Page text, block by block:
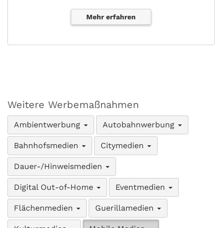
Mehr erfahren
Weitere Werbemaßnahmen
Ambientwerbung Autobahnwerbung
Bahnhofsmedien Citymedien
Dauer-/Hinweismedien
Digital Out-of-Home Eventmedien
Flächenmedien Guerillamedien